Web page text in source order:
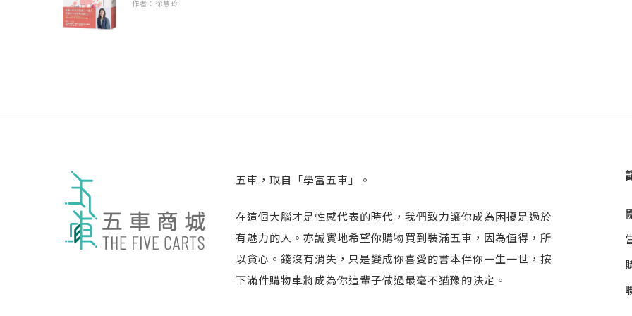
作者：徐慧玲
五車，取自「學富五車」。
在這個大腦才是性感代表的時代，我們致力讓你成為困擾是過於
有魅力的人。亦誠實地希望你購物買到裝滿五車，因為值得，所
以貪心。錢沒有消失，只是變成你喜愛的書本伴你一生一世，按
下滿件購物車將成為你這輩子做過最毫不猶豫的決定。